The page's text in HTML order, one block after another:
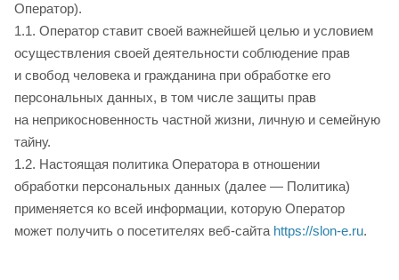
Оператор).
1.1. Оператор ставит своей важнейшей целью и условием
осуществления своей деятельности соблюдение прав
и свобод человека и гражданина при обработке его
персональных данных, в том числе защиты прав
на неприкосновенность частной жизни, личную и семейную
тайну.
1.2. Настоящая политика Оператора в отношении
обработки персональных данных (далее — Политика)
применяется ко всей информации, которую Оператор
может получить о посетителях веб-сайта https://slon-e.ru.